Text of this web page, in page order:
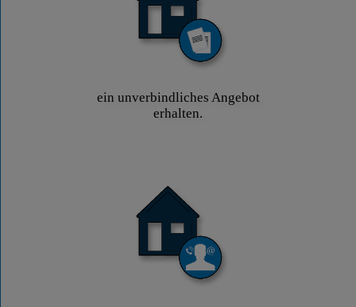
ein unverbindliches Angebot
erhalten.